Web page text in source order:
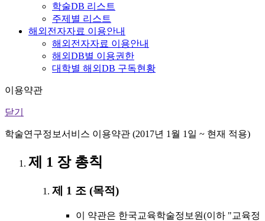
학술DB 리스트
주제별 리스트
해외전자자료 이용안내
해외전자자료 이용안내
해외DB별 이용권한
대학별 해외DB 구독현황
이용약관
닫기
학술연구정보서비스 이용약관 (2017년 1월 1일 ~ 현재 적용)
제 1 장 총칙
제 1 조 (목적)
이 약관은 한국교육학술정보원(이하 "교육정